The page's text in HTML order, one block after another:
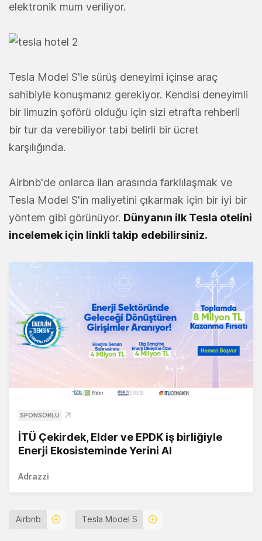
elektronik mum veriliyor.
Tesla Model S'le sürüş deneyimi içinse araç
sahibiyle konuşmanız gerekiyor. Kendisi deneyimli
bir limuzin şoförü olduğu için sizi etrafta rehberli
bir tur da verebiliyor tabi belirli bir ücret
karşılığında.
Airbnb'de onlarca ilan arasında farklılaşmak ve
Tesla Model S'in maliyetini çıkarmak için bir iyi bir
yöntem gibi görünüyor. Dünyanın ilk Tesla otelini
incelemek için linkli takip edebilirsiniz.
SPONSORLU
İTÜ Çekirdek, Elder ve EPDK iş birliğiyle
Enerji Ekosisteminde Yerini Al
Adrazzi
Airbnb Tesla Model S